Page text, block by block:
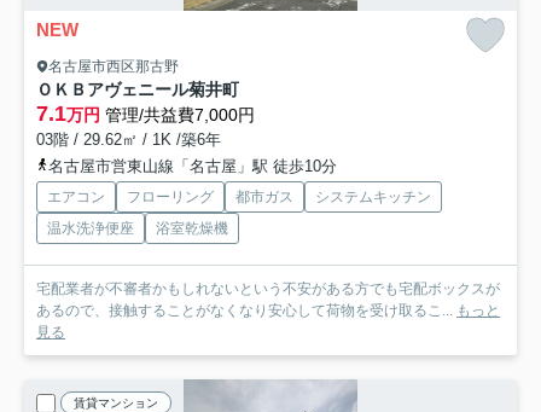
NEW
名古屋市西区那古野
ＯＫＢアヴェニール菊井町
7.1万円 管理/共益費7,000円
03階 / 29.62㎡ / 1K /築6年
名古屋市営東山線「名古屋」駅 徒歩10分
エアコン フローリング 都市ガス
システムキッチン
温水洗浄便座
浴室乾燥機
宅配業者が不審者かもしれないという不安がある方でも宅配ボックスが
あるので、接触することがなくなり安心して荷物を受け取るこ... もっと
見る
賃貸マンション